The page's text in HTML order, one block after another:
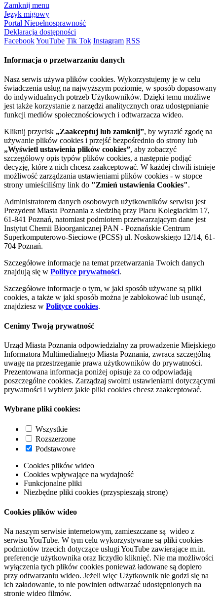
Zamknij menu
Język migowy
Portal Niepełnosprawność
Deklaracja dostępności
FacebookYouTube Tik Tok Instagram RSS
Informacja o przetwarzaniu danych
Nasz serwis używa plików cookies. Wykorzystujemy je w celu
świadczenia usług na najwyższym poziomie, w sposób dopasowany
do indywidualnych potrzeb Użytkowników. Dzięki temu możliwe
jest także korzystanie z narzędzi analitycznych oraz udostępnianie
funkcji mediów społecznościowych i odtwarzacza wideo.
Kliknij przycisk „Zaakceptuj lub zamknij”, by wyrazić zgodę na
używanie plików cookies i przejść bezpośrednio do strony lub
„Wyświetl ustawienia plików cookies”, aby zobaczyć
szczegółowy opis typów plików cookies, a następnie podjąć
decyzję, które z nich chcesz zaakceptować. W każdej chwili istnieje
możliwość zarządzania ustawieniami plików cookies - w stopce
strony umieściliśmy link do "Zmień ustawienia Cookies".
Administratorem danych osobowych użytkowników serwisu jest
Prezydent Miasta Poznania z siedzibą przy Placu Kolegiackim 17,
61-841 Poznań, natomiast podmiotem przetwarzającym dane jest
Instytut Chemii Bioorganicznej PAN - Poznańskie Centrum
Superkomputerowo-Sieciowe (PCSS) ul. Noskowskiego 12/14, 61-
704 Poznań.
Szczegółowe informacje na temat przetwarzania Twoich danych
znajdują się w Polityce prywatności.
Szczegółowe informacje o tym, w jaki sposób używane są pliki
cookies, a także w jaki sposób można je zablokować lub usunąć,
znajdziesz w Polityce cookies.
Cenimy Twoją prywatność
Urząd Miasta Poznania odpowiedzialny za prowadzenie Miejskiego
Informatora Multimedialnego Miasta Poznania, zwraca szczególną
uwagę na przestrzeganie prawa użytkowników do prywatności.
Prezentowana informacja poniżej opisuje za co odpowiadają
poszczególne cookies. Zarządzaj swoimi ustawieniami dotyczącymi
prywatności i wybierz jakie pliki cookies chcesz zaakceptować.
Wybrane pliki cookies:
Wszystkie
Rozszerzone
Podstawowe
Cookies plików wideo
Cookies wpływające na wydajność
Funkcjonalne pliki
Niezbędne pliki cookies (przyspieszają stronę)
Cookies plików wideo
Na naszym serwisie internetowym, zamieszczane są wideo z
serwisu YouTube. W tym celu wykorzystywane są pliki cookies
podmiotów trzecich dotyczące usługi YouTube zawierające m.in.
preferencje użytkownika oraz liczydło kliknięć. Nie ma możliwości
wyłączenia tych plików cookies ponieważ ładowane są dopiero
przy odtwarzaniu wideo. Jeżeli więc Użytkownik nie godzi się na
ich załadowanie, to nie powinien odtwarzać udostępnionych na
stronie wideo filmów.